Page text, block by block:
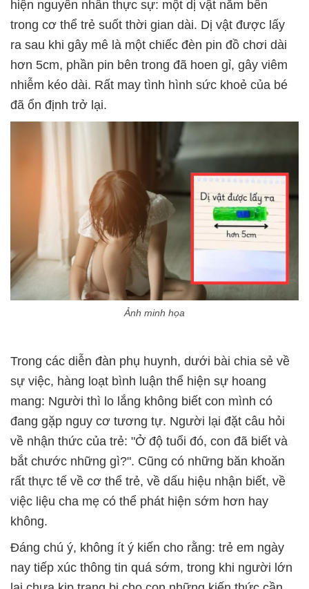
hiện nguyên nhân thực sự: một dị vật nằm bên
trong cơ thể trẻ suốt thời gian dài. Dị vật được lấy
ra sau khi gây mê là một chiếc đèn pin đồ chơi dài
hơn 5cm, phần pin bên trong đã hoen gỉ, gây viêm
nhiễm kéo dài. Rất may tình hình sức khoẻ của bé
đã ổn định trở lại.
Ảnh minh họa
Trong các diễn đàn phụ huynh, dưới bài chia sẻ về
sự việc, hàng loạt bình luận thể hiện sự hoang
mang: Người thì lo lắng không biết con mình có
đang gặp nguy cơ tương tự. Người lại đặt câu hỏi
về nhận thức của trẻ: "Ở độ tuổi đó, con đã biết và
bắt chước những gì?". Cũng có những băn khoăn
rất thực tế về cơ thể trẻ, về dấu hiệu nhận biết, về
việc liệu cha mẹ có thể phát hiện sớm hơn hay
không.
Đáng chú ý, không ít ý kiến cho rằng: trẻ em ngày
nay tiếp xúc thông tin quá sớm, trong khi người lớn